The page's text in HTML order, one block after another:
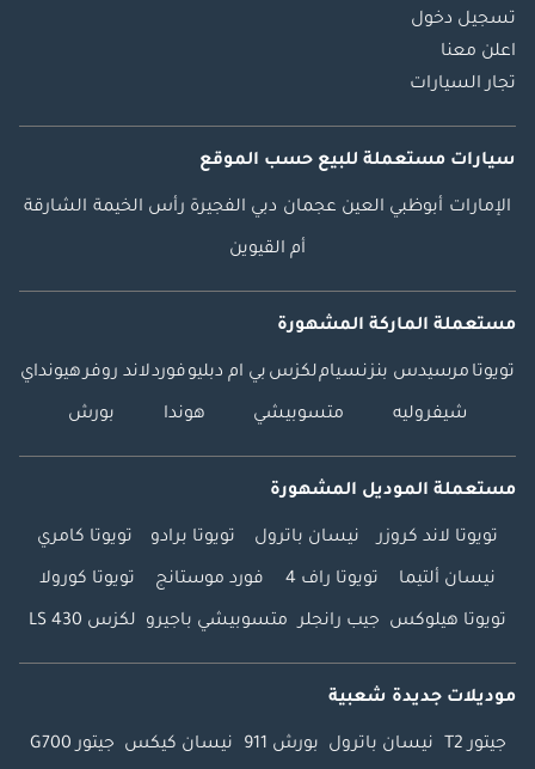
تسجيل دخول
اعلن معنا
تجار السيارات
سيارات مستعملة للبيع حسب الموقع
الإمارات أبوظبي العين عجمان دبي الفجيرة رأس الخيمة الشارقة
أم القيوين
مستعملة الماركة المشهورة
تويوتا مرسيدس بنزنسياملكزس بي ام دبليوفوردلاند روفرهيونداي
شيفروليه متسوبيشي هوندا بورش
مستعملة الموديل المشهورة
تويوتا لاند كروزر نيسان باترول تويوتا برادو تويوتا كامري
نيسان ألتيما تويوتا راف 4 فورد موستانج تويوتا كورولا
تويوتا هيلوكس جيب رانجلر متسوبيشي باجيرو لكزس LS 430
موديلات جديدة شعبية
جيتور T2 نيسان باترول بورش 911 نيسان كيكس جيتور G700